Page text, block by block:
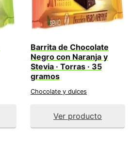
Barrita de Chocolate
Negro con Naranja y
Stevia · Torras · 35
gramos
Chocolate y dulces
Ver producto